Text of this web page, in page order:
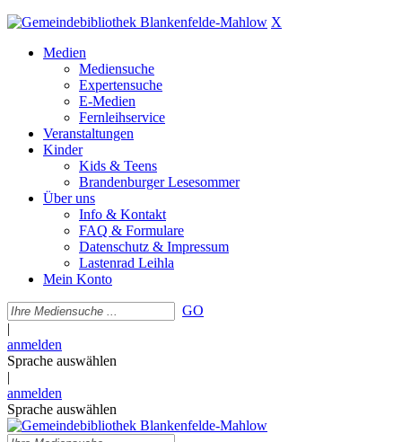
X
Medien
Mediensuche
Expertensuche
E-Medien
Fernleihservice
Veranstaltungen
Kinder
Kids & Teens
Brandenburger Lesesommer
Über uns
Info & Kontakt
FAQ & Formulare
Datenschutz & Impressum
Lastenrad Leihla
Mein Konto
GO
|
anmelden
Sprache auswählen
|
anmelden
Sprache auswählen